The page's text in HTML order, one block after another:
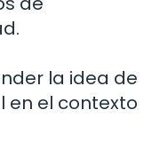
la idea de
en el contexto